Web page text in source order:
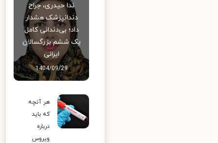
ندا حیدری، جراح
دندانپزشک هشدار
داد؛ بی‌دندانی کامل
یک ششم بزرگسالان
ایرانی
1404/09/29
هر آنچه
که باید
درباره
ویروس